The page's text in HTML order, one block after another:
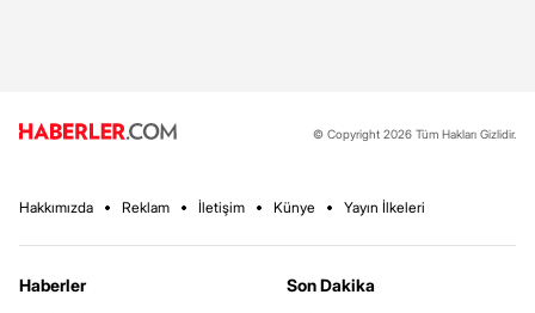
© Copyright 2026 Tüm Hakları Gizlidir.
Hakkımızda Reklam İletişim Künye Yayın İlkeleri
Haberler
Son Dakika